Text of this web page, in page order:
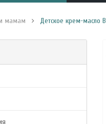
мамам Детское крем-масло